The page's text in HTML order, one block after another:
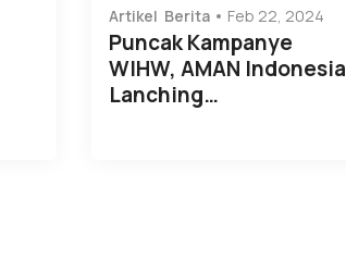
Artikel Berita Feb 22, 2024
Puncak Kampanye
WIHW, AMAN Indonesia
Lanching…